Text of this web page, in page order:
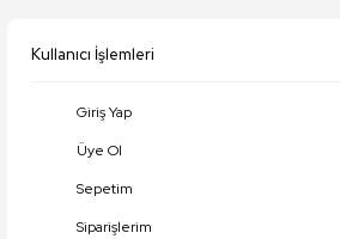
Kullanıcı İşlemleri
Giriş Yap
Üye Ol
Sepetim
Siparişlerim